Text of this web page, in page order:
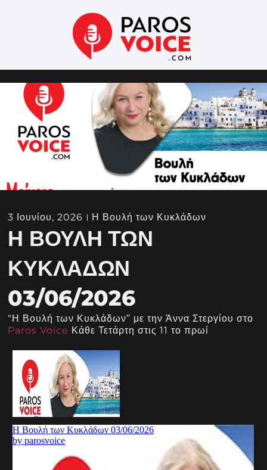
3 Ιουνίου, 2026 Η Βουλή των Κυκλάδων
Η ΒΟΥΛΉ ΤΩΝ
ΚΥΚΛΆΔΩΝ
03/06/2026
“Η Βουλή των Κυκλάδων” με την Άννα Στεργίου στο
Paros Voice Κάθε Τετάρτη στις 11 το πρωί